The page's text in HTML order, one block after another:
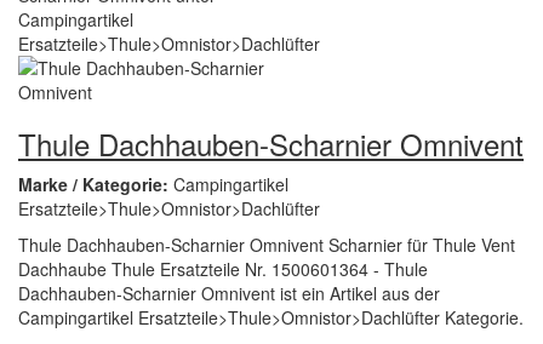
Thule Dachhauben-Scharnier Omnivent
Marke / Kategorie: Campingartikel
Ersatzteile>Thule>Omnistor>Dachlüfter
Thule Dachhauben-Scharnier Omnivent Scharnier für Thule Vent
Dachhaube Thule Ersatzteile Nr. 1500601364 - Thule
Dachhauben-Scharnier Omnivent ist ein Artikel aus der
Campingartikel Ersatzteile>Thule>Omnistor>Dachlüfter Kategorie.